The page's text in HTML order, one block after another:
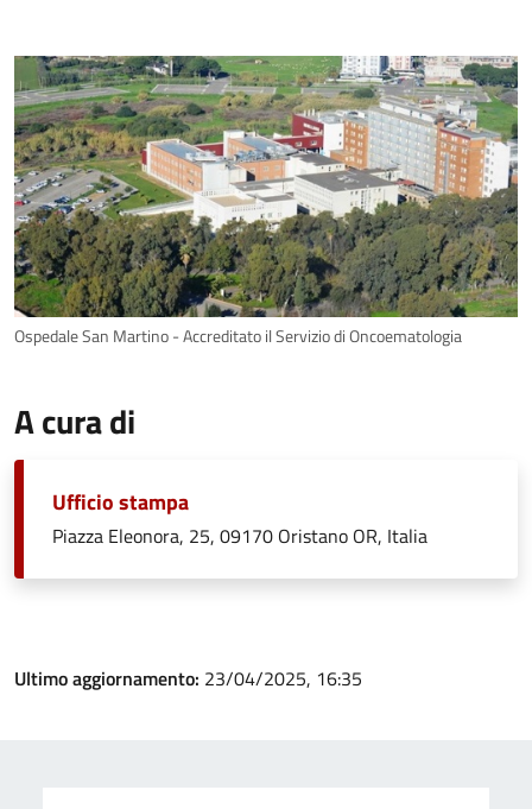
Ospedale San Martino - Accreditato il Servizio di Oncoematologia
A cura di
Ufficio stampa
Piazza Eleonora, 25, 09170 Oristano OR, Italia
Ultimo aggiornamento: 23/04/2025, 16:35